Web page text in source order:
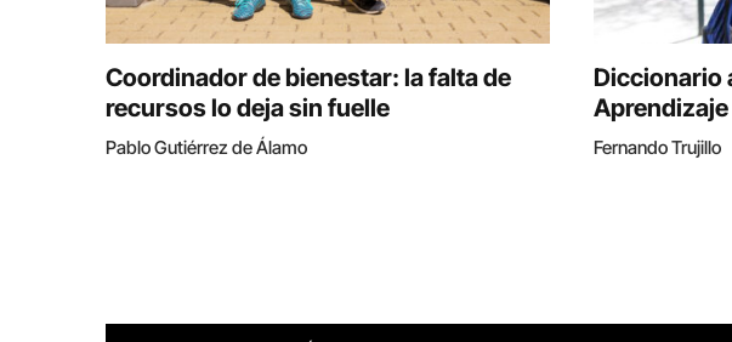
Coordinador de bienestar: la falta de
recursos lo deja sin fuelle
Pablo Gutiérrez de Álamo
Diccionario
Fernando Trujillo